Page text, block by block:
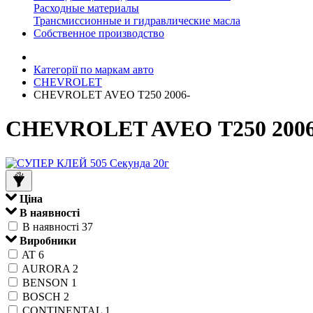
Расходные материалы
Трансмиссионные и гидравлические масла
Собственное производство
Категорії по маркам авто
CHEVROLET
CHEVROLET AVEO Т250 2006-
CHEVROLET AVEO Т250
Ціна
В наявності
В наявності 37
Виробники
AT 6
AURORA 2
BENSON 1
BOSCH 2
CONTINENTAL 1